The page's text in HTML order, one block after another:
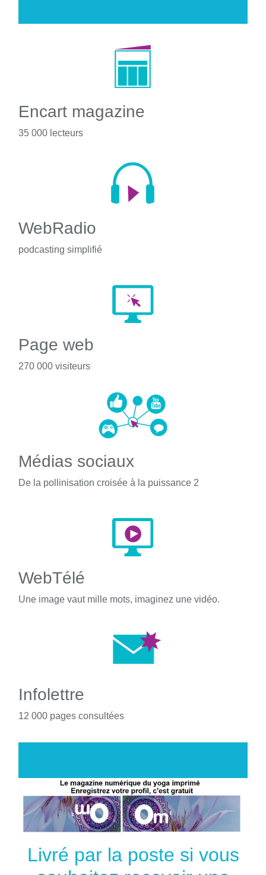
Encart magazine
35 000 lecteurs
WebRadio
podcasting simplifié
Page web
270 000 visiteurs
Médias sociaux
De la pollinisation croisée à la puissance 2
WebTélé
Une image vaut mille mots, imaginez une vidéo.
Infolettre
12 000 pages consultées
Livré par la poste si vous